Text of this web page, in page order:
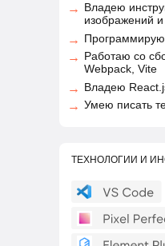
Владею
изображений и
Работаю со
Webpack, Vite
Владею
Умею писать
→
→
→
→
→
ТЕХНОЛОГИИ И